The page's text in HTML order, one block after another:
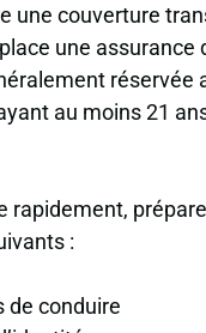
une couverture
une assurance
réservée
au moins 21
rapidement,
:
de conduire